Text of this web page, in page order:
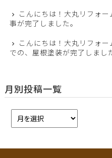
こんにちは！大丸リフォ
事が完了しました。
こんにちは！大丸リフォ
での、屋根塗装が完了しまし
月別投稿一覧